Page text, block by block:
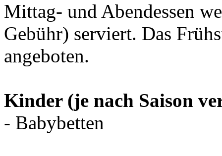
Mittag- und Abendessen
Gebühr) serviert. Das
angeboten.
Kinder (je nach Saison
- Babybetten